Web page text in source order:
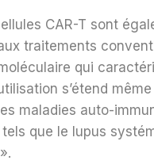
CAR-T sont
traitements
qui
s’étend
maladies auto-
que le lupus